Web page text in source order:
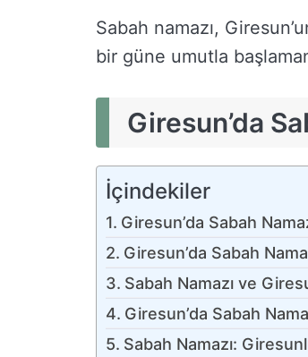
Sabah namazı,
bir güne umutla
Giresun’da
İçindekiler
Giresun’da Sabah
Giresun’da Sabah
Sabah Namazı ve
Giresun’da Sabah
Sabah Namazı: